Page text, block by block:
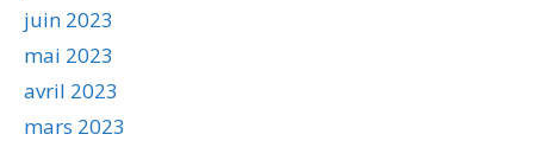
juin 2023
mai 2023
avril 2023
mars 2023